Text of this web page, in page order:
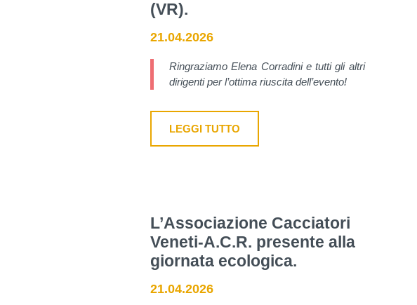
(VR).
21.04.2026
Ringraziamo Elena Corradini e tutti gli altri
dirigenti per l’ottima riuscita dell’evento!
LEGGI TUTTO
L’Associazione Cacciatori
Veneti-A.C.R. presente alla
giornata ecologica.
21.04.2026